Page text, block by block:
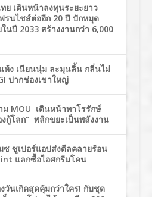
ย เดินหน้าลงทุนระยะยาว
รนไชส์ต่ออีก 20 ปี ปักหมุด
นปี 2033 สร้างงานกว่า 6,000
ห้ง เนียนนุ่ม ละมุนลิ้น กลิ่นไม่
ปากช่องเขาใหญ่
MOU เดินหน้าทาโรรักษ์
กู้โลก” พลิกขยะเป็นพลังงาน
ซ ซูเปอร์แอปส่งดีลคลายร้อน
แลกซื้อไอศกรีมโคน
นเกิดสุดคุ้มกว่าใคร! กับชุด